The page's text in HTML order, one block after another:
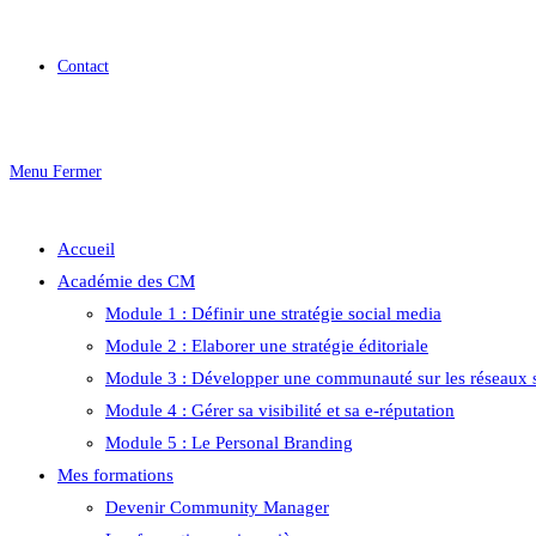
Contact
Menu Fermer
Accueil
Académie des CM
Module 1 : Définir une stratégie social media
Module 2 : Elaborer une stratégie éditoriale
Module 3 : Développer une communauté sur les réseaux
Module 4 : Gérer sa visibilité et sa e-réputation
Module 5 : Le Personal Branding
Mes formations
Devenir Community Manager